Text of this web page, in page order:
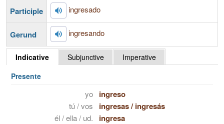
Participle ingresado
Gerund ingresando
Indicative Subjunctive
Imperative
Presente
yo ingreso
tú / vos ingresas/ingresás
él / ella / ud. ingresa